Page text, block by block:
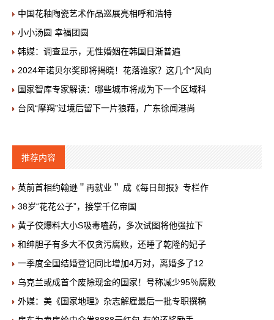
中国花釉陶瓷艺术作品巡展亮相呼和浩特
小小汤圆 幸福团圆
韩媒：调查显示，无性婚姻在韩国日渐普遍
2024年诺贝尔奖即将揭晓！花落谁家？这几个“风向
国家智库专家解读：哪些城市将成为下一个区域科
台风“摩羯”过境后留下一片狼藉，广东徐闻港尚
推荐内容
英前首相约翰逊＂再就业＂ 成《每日邮报》专栏作
38岁“花花公子”，接掌千亿帝国
黄子佼爆料大小S吸毒嗑药，多次试图将他强拉下
和绅胆子有多大不仅贪污腐败，还睡了乾隆的妃子
一季度全国结婚登记同比增加4万对，离婚多了12
乌克兰或成首个废除现金的国家！号称减少95％腐败
外媒：美《国家地理》杂志解雇最后一批专职撰稿